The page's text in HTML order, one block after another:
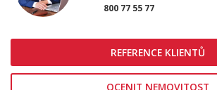
800 77 55 77
REFERENCE KLIENTŮ
OCENIT NEMOVITOST